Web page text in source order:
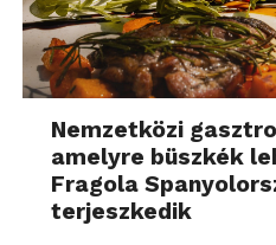
Nemzetközi
amelyre büszkék
Fragola
terjeszkedik